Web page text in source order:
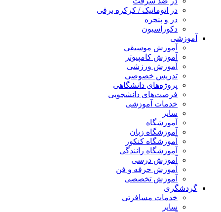
در اتوماتیک / کرکره برقی
در و پنجره
دکوراسیون
آموزشی
آموزش موسیقی
آموزش کامپیوتر
آموزش ورزشی
تدریس خصوصی
پروژه‌های دانشگاهی
فرصت‌های دانشجویی
خدمات آموزشی
سایر
آموزشگاه
آموزشگاه زبان
آموزشگاه کنکور
آموزشگاه رانندگی
آموزش درسی
آموزش حرفه و فن
آموزش تخصصی
گردشگری
خدمات مسافرتی
سایر